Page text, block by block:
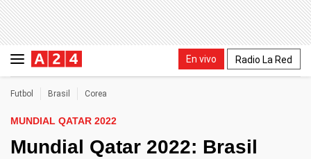
En vivo Radio La Red
Futbol Brasil Corea
MUNDIAL QATAR 2022
Mundial Qatar 2022: Brasil